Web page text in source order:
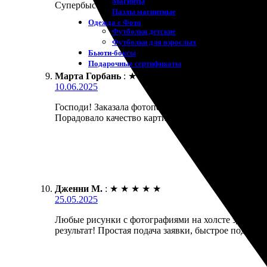
Пазлы магнитные
Одежда с Фото
Футболки детские
Футболки для взрослых
Бьюти-боксы
Подарочные сертификаты
Супербыстрая доставка, даже раньше срока.
Марта Горбань : ★
10.06.2025
Господи! Заказала фотопечать на холсте.
Порадовало качество картинки, цвета яркие.
Дженни М. : ★ ★ ★ ★ ★
25.05.2025
Любые рисунки с фотографиями на холсте здесь
результат! Простая подача заявки, быстрое